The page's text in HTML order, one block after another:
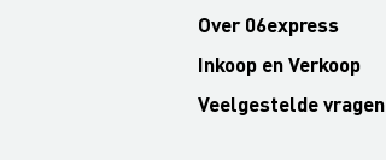
Over 06express
Inkoop en Verkoop
Veelgestelde vragen